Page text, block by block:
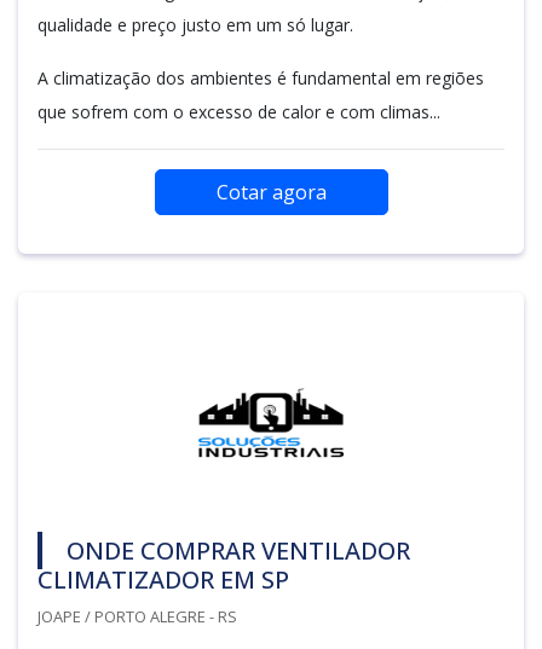
qualidade e preço justo em um só lugar.
A climatização dos ambientes é fundamental em regiões
que sofrem com o excesso de calor e com climas...
Cotar agora
ONDE COMPRAR VENTILADOR
CLIMATIZADOR EM SP
JOAPE / PORTO ALEGRE - RS